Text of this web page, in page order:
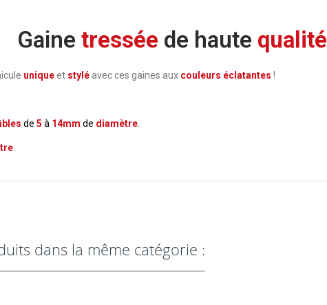
Gaine tressée de haute qualité
uniqueet stylé avec ces gaines aux couleurs éclatantes !
de 5 à 14mm de diamètre.
.
dans la même catégorie :